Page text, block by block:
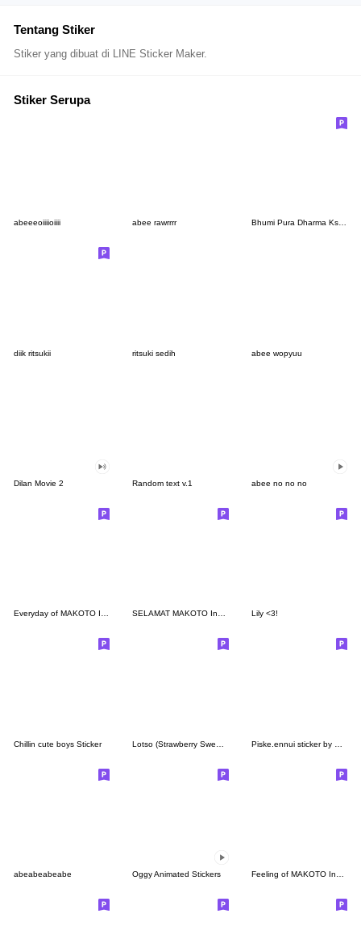
Tentang Stiker
Stiker yang dibuat di LINE Sticker Maker.
Stiker Serupa
abeeeoiiiioiiii abee rawrrrr Bhumi Pura Dharma Ksatria
diik ritsukii ritsuki sedih abee wopyuu
Dilan Movie 2 Random text v.1 abee no no no
Everyday of MAKOTO Indonesian&Japanese SELAMAT MAKOTO Indonesia & Jepang Talk1 Lily <3!
Chillin cute boys Sticker
abeabeabeabe Oggy Animated Stickers